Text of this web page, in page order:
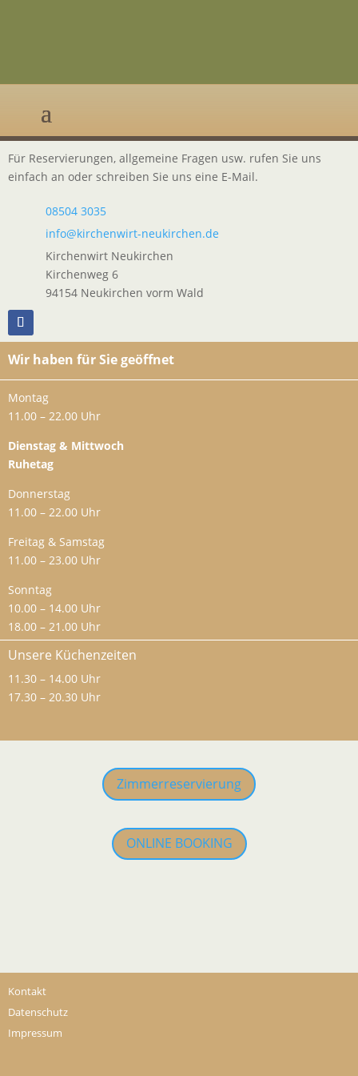
Für Reservierungen, allgemeine Fragen usw. rufen Sie uns
einfach an oder schreiben Sie uns eine E-Mail.
08504 3035
info@kirchenwirt-neukirchen.de
Kirchenwirt Neukirchen
Kirchenweg 6
94154 Neukirchen vorm Wald
Wir haben für Sie geöffnet
Montag
11.00 – 22.00 Uhr
Dienstag & Mittwoch
Ruhetag
Donnerstag
11.00 – 22.00 Uhr
Freitag & Samstag
11.00 – 23.00 Uhr
Sonntag
10.00 – 14.00 Uhr
18.00 – 21.00 Uhr
Unsere Küchenzeiten
11.30 – 14.00 Uhr
17.30 – 20.30 Uhr
Zimmerreservierung
ONLINE BOOKING
Kontakt
Datenschutz
Impressum